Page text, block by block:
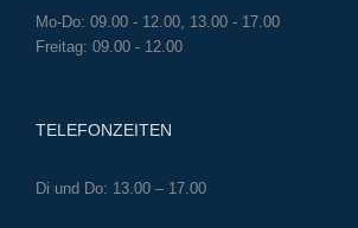
Mo-Do: 09.00 - 12.00, 13.00 - 17.00
Freitag: 09.00 - 12.00
TELEFONZEITEN
Di und Do: 13.00 – 17.00